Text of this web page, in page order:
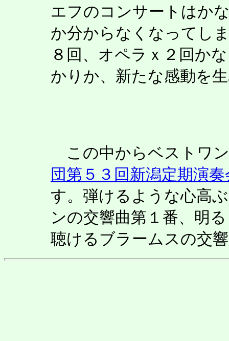
エフのコンサートはか
か分からなくなってし
８回、オペラｘ２回か
かりか、新たな感動を
この中からベストワ
団第５３回新潟定期演
す。弾けるような心高
ンの交響曲第１番、明
聴けるブラームスの交